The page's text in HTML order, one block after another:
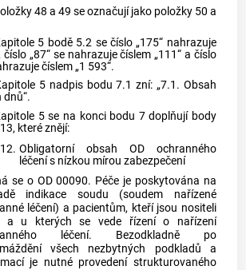
48 a 49 se označují jako položky 50 a
5 bodě 5.2 se číslo „175“ nahrazuje
číslo „87“ se nahrazuje číslem „111“ a číslo
číslem „1 593“.
5 nadpis bodu 7.1 zní: „7.1. Obsah
5 se na konci bodu 7 doplňují body
které znějí:
Obligatorní obsah OD ochranného
léčení s nízkou mírou zabezpečení
se o OD 00090. Péče je poskytována na
indikace soudu (soudem nařízené
léčení) a pacientům, kteří jsou nositeli
a u kterých se vede řízení o nařízení
léčení. Bezodkladně po
všech nezbytných podkladů a
je nutné provedení strukturovaného